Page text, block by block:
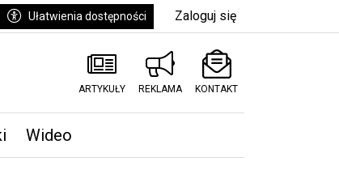
Ułatwienia dostępności Zaloguj się
ARTYKUŁY REKLAMA KONTAKT
Wideo